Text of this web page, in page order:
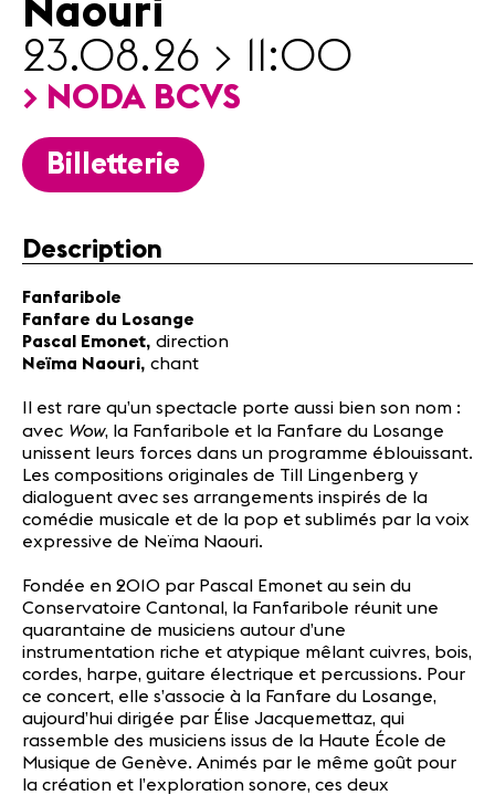
Partenaires
Infos
pratiques
Actualités
Concerts
Bénévoles
Médias
Revue de
presse
Emplois
A propos
Mentions
légales
Contact
Naouri
23.08.26 > 11:00
> NODA BCVS
Billetterie
Description
Fanfaribole
Fanfare du Losange
Pascal Emonet, direction
Neïma Naouri, chant
Il est rare qu’un spectacle porte aussi bien son nom :
avec Wow, la Fanfaribole et la Fanfare du Losange
unissent leurs forces dans un programme éblouissant.
Les compositions originales de Till Lingenberg y
dialoguent avec ses arrangements inspirés de la
comédie musicale et de la pop et sublimés par la voix
expressive de Neïma Naouri.
Fondée en 2010 par Pascal Emonet au sein du
Conservatoire Cantonal, la Fanfaribole réunit une
quarantaine de musiciens autour d’une
instrumentation riche et atypique mêlant cuivres, bois,
cordes, harpe, guitare électrique et percussions. Pour
ce concert, elle s’associe à la Fanfare du Losange,
aujourd’hui dirigée par Élise Jacquemettaz, qui
rassemble des musiciens issus de la Haute École de
Musique de Genève. Animés par le même goût pour
la création et l’exploration sonore, ces deux